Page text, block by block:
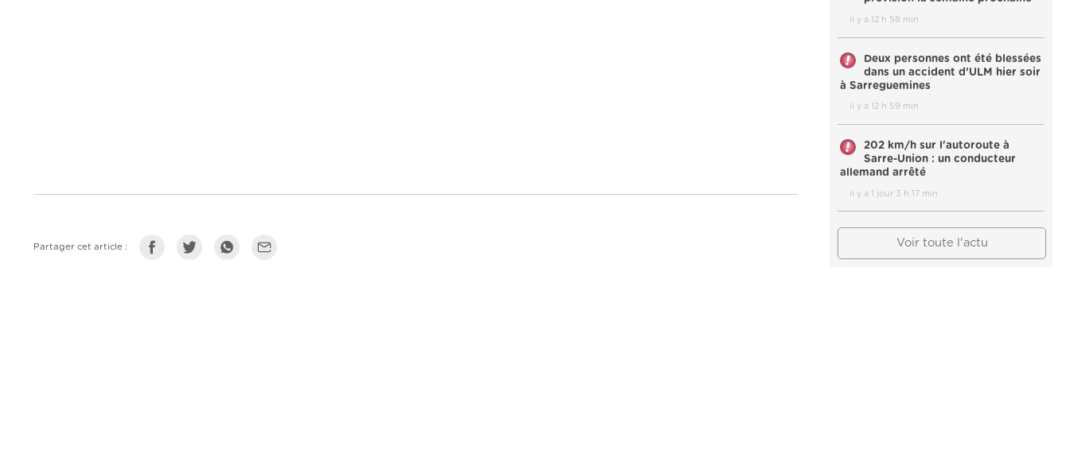
Partager cet article :
il y a 12 h 58 min
Deux personnes ont été blessées
dans un accident d’ULM hier soir
à Sarreguemines
il y a 12 h 59 min
202 km/h sur l'autoroute à
Sarre-Union : un conducteur
allemand arrêté
il y a 1 jour 3 h 17 min
Voir toute l'actu